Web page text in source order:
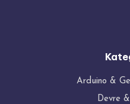
Arduino &
Devre